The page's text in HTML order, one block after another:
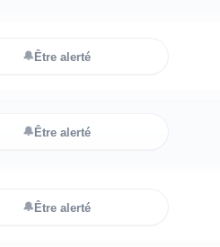
🔔Être alerté
🔔Être alerté
🔔Être alerté